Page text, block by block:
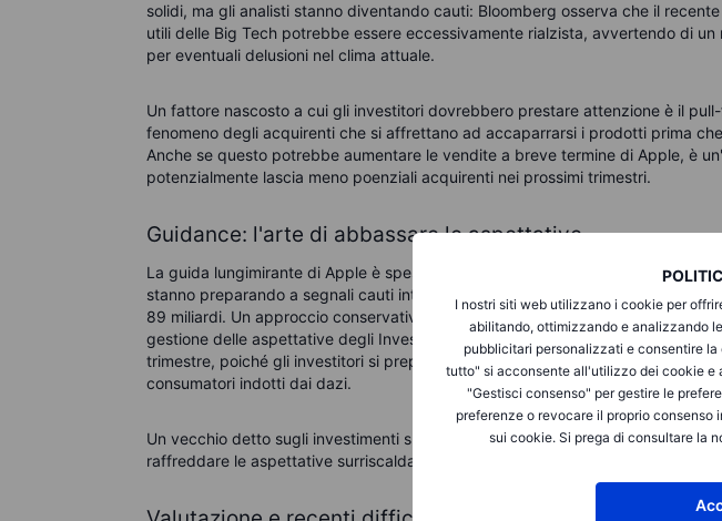
I nostri siti web utilizzano i cookie per
abilitando, ottimizzando e analizzando
pubblicitari personalizzati e consentire
tutto" si acconsente all'utilizzo dei cookie e
"Gestisci consenso" per gestire le
preferenze o revocare il proprio consenso
sui cookie. Si prega di consultare la
solidi, ma gli analisti stanno diventando cauti: Bloomberg osserva che il
utili delle Big Tech potrebbe essere eccessivamente rialzista, avvertendo di
per eventuali delusioni nel clima attuale.
Un fattore nascosto a cui gli investitori dovrebbero prestare attenzione è il
fenomeno degli acquirenti che si affrettano ad accaparrarsi i prodotti prima
Anche se questo potrebbe aumentare le vendite a breve termine di Apple, è
potenzialmente lascia meno poenziali acquirenti nei prossimi trimestri.
Guidance: l'arte di abbassare le aspettative
La guida lungimirante di Apple è spesso il più grande indizio sulla fiducia del
stanno preparando a segnali cauti intorno al Q3, prevedendo un EPS di circa
89 miliardi. Un approccio conservativo da parte del CEO Tim Cook,
gestione delle aspettative degli Investitore, potrebbe effettivamente essere
trimestre, poiché gli investitori si preparano ai venti contrari dell'economia e ai
consumatori indotti dai dazi.
Un vecchio detto sugli investimenti suona vero qui: "È più facile riscaldare la
raffreddare le aspettative surriscaldate".